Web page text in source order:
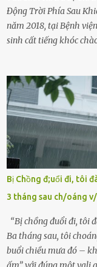
Động Trời Phía Sau
năm 2018, tại Bệnh
sinh cất tiếng khóc
hảo, địa vị cao sang
Tùng, một doanh nhân
bà Đỗ Thị Nga, lập tức
viện cớ “không đủ
quyền giám hộ, yêu
bỏ rơi. Trong khi ấy,
mê man sau sinh,
Thiếu úy Nguyễn Thị
tình cờ chứng kiến giây
hỏn, bàn tay bé xíu co
Bị Chồng đ;uổi đi, tôi
3 tháng sau ch/oáng
“Bị chồng đuổi đi, tôi
Ba tháng sau, tôi
buổi chiều mưa đó –